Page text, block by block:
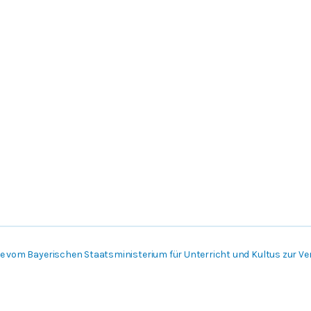
vom Bayerischen Staatsministerium für Unterricht und Kultus zur